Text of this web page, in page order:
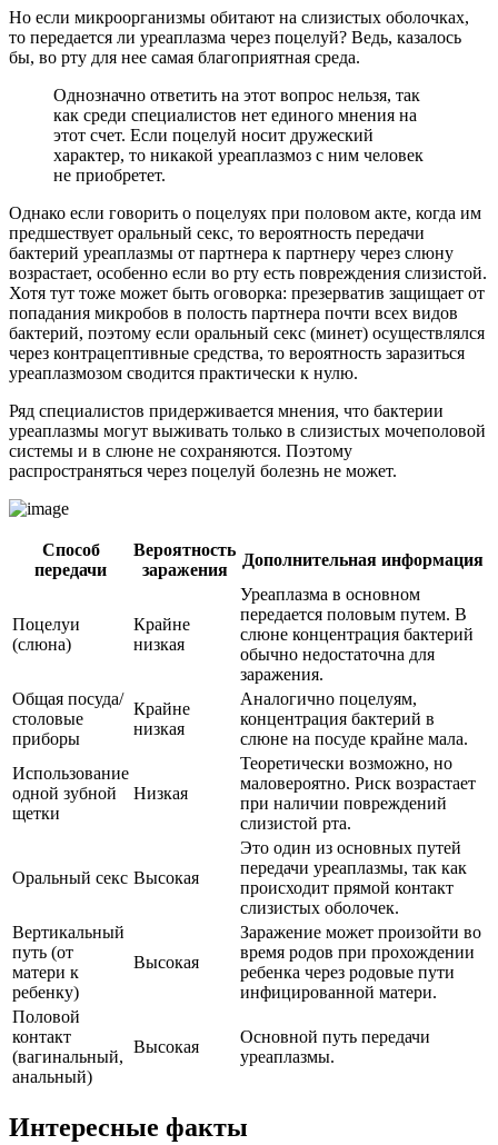
Но если микроорганизмы обитают на слизистых оболочках,
то передается ли уреаплазма через поцелуй? Ведь, казалось
бы, во рту для нее самая благоприятная среда.
Однозначно ответить на этот вопрос нельзя, так
как среди специалистов нет единого мнения на
этот счет. Если поцелуй носит дружеский
характер, то никакой уреаплазмоз с ним человек
не приобретет.
Однако если говорить о поцелуях при половом акте, когда им
предшествует оральный секс, то вероятность передачи
бактерий уреаплазмы от партнера к партнеру через слюну
возрастает, особенно если во рту есть повреждения слизистой.
Хотя тут тоже может быть оговорка: презерватив защищает от
попадания микробов в полость партнера почти всех видов
бактерий, поэтому если оральный секс (минет) осуществлялся
через контрацептивные средства, то вероятность заразиться
уреаплазмозом сводится практически к нулю.
Ряд специалистов придерживается мнения, что бактерии
уреаплазмы могут выживать только в слизистых мочеполовой
системы и в слюне не сохраняются. Поэтому
распространяться через поцелуй болезнь не может.
Способ
передачи
Вероятность
заражения
Дополнительная информация
Поцелуи
(слюна)
Крайне
низкая
Уреаплазма в основном
передается половым путем. В
слюне концентрация бактерий
обычно недостаточна для
заражения.
Общая посуда/
столовые
приборы
Крайне
низкая
Аналогично поцелуям,
концентрация бактерий в
слюне на посуде крайне мала.
Использование
одной зубной
щетки
Низкая
Теоретически возможно, но
маловероятно. Риск возрастает
при наличии повреждений
слизистой рта.
Оральный секс Высокая
Это один из основных путей
передачи уреаплазмы, так как
происходит прямой контакт
слизистых оболочек.
Вертикальный
путь (от
матери к
ребенку)
Высокая
Заражение может произойти во
время родов при прохождении
ребенка через родовые пути
инфицированной матери.
Половой
контакт
(вагинальный,
анальный)
Высокая
Основной путь передачи
уреаплазмы.
Интересные факты